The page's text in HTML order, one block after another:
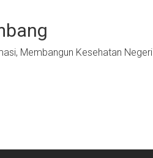
Membangun Kesehatan Negeri